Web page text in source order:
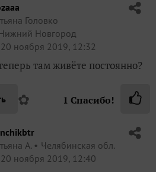
Головко
Новгород
20 ноября 2019, 12:32
там живёте постоянно?
✿ 1 Спасибо!
А.
Челябинская обл.
20 ноября 2019, 12:40